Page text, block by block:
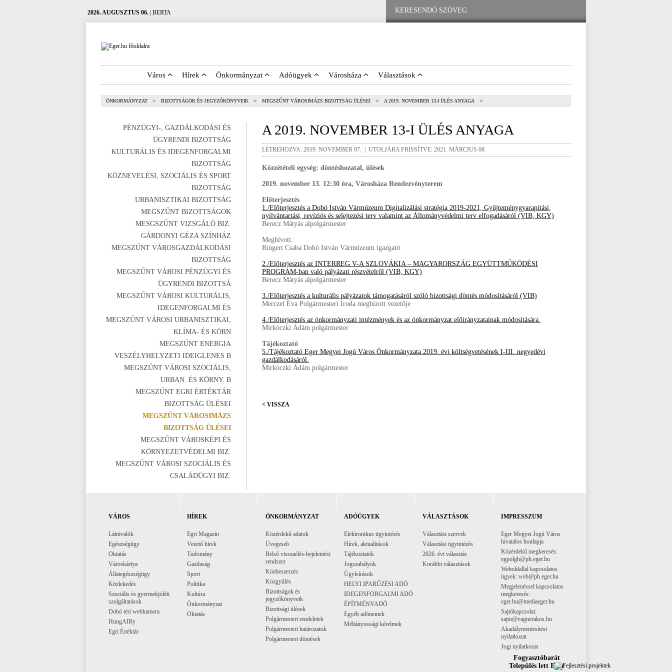
2026. AUGUSZTUS 06. | BERTA
Város Hírek Önkormányzat Adóügyek Városháza Választások
ÖNKORMÁNYZAT > BIZOTTSÁGOK ÉS JEGYZŐKÖNYVEIK > MEGSZŰNT VÁROSIMÁZS BIZOTTSÁG ÜLÉSEI > A 2019. NOVEMBER 13-I ÜLÉS ANYAGA >
PÉNZÜGYI-, GAZDÁLKODÁSI ÉS
ÜGYRENDI BIZOTTSÁG
KULTURÁLIS ÉS IDEGENFORGALMI
BIZOTTSÁG
KÖZNEVELÉSI, SZOCIÁLIS ÉS SPORT
BIZOTTSÁG
URBANISZTIKAI BIZOTTSÁG
MEGSZŰNT BIZOTTSÁGOK
MESGSZŰNT VIZSGÁLÓ BIZ.
GÁRDONYI GÉZA SZÍNHÁZ
MEGSZŰNT VÁROSGAZDÁLKODÁSI
BIZOTTSÁG
MEGSZŰNT VÁROSI PÉNZÜGYI ÉS
ÜGYRENDI BIZOTTSÁ
MEGSZŰNT VÁROSI KULTURÁLIS,
IDEGENFORGALMI ÉS
MEGSZŰNT VÁROSI URBANISZTIKAI,
KLÍMA- ÉS KÖRN
MEGSZŰNT ENERGIA
VESZÉLYHELYZETI IDEIGLENES B
MEGSZŰNT VÁROSI SZOCIÁLIS,
URBAN. ÉS KÖRNY. B
MEGSZŰNT EGRI ÉRTÉKTÁR
BIZOTTSÁG ÜLÉSEI
MEGSZŰNT VÁROSIMÁZS
BIZOTTSÁG ÜLÉSEI
MEGSZŰNT VÁROSKÉPI ÉS
KÖRNYEZETVÉDELMI BIZ.
MEGSZŰNT VÁROSI SZOCIÁLIS ÉS
CSALÁDÜGYI BIZ.
A 2019. NOVEMBER 13-I ÜLÉS ANYAGA
LÉTREHOZVA: 2019. NOVEMBER 07. | UTOLJÁRA FRISSÍTVE: 2021. MÁRCIUS 08.
Közzétételi egység: döntéshozatal, ülések
2019. november 13. 12:30 óra, Városháza Rendezvényterem
Előterjesztés
1./Előterjesztés a Dobó István Vármúzeum Digitalizálási stratégia 2019-2021, Gyűjteménygyarapítási,
nyilvántartási, revíziós és selejtezési terv valamint az Állományvédelmi terv elfogadásáról (VIB, KGY)
Berecz Mátyás alpolgármester
Meghívott:
Ringert Csaba Dobó István Vármúzeum igazgató
2./Előterjesztés az INTERREG V-A SZLOVÁKIA – MAGYARORSZÁG EGYÜTTMŰKÖDÉSI
PROGRAM-ban való pályázati részvételről (VIB, KGY)
Berecz Mátyás alpolgármester
3./Előterjesztés a kulturális pályázatok támogatásáról szóló bizottsági döntés módosításáról (VIB)
Merczel Éva Polgármesteri Iroda megbízott vezetője
4./Előterjesztés az önkormányzati intézmények és az önkormányzat előirányzatainak módosítására.
Mirkóczki Ádám polgármester
Tájékoztató
5./Tájékoztató Eger Megyei Jogú Város Önkormányzata 2019. évi költségvetésének I-III. negyedévi
gazdálkodásáról.
Mirkóczki Ádám polgármester
< VISSZA
VÁROS
Látnivalók
Egészségügy
Oktatás
Városkártya
Állategészségügy
Közlekedés
Szociális és gyermekjóléti
szolgáltatások
Dobó téri webkamera
HungAIRy
Egri Értéktár
HÍREK
Egri Magazin
Vezető hírek
Tudomány
Gazdaság
Sport
Politika
Kultúra
Önkormányzat
Oktatás
ÖNKORMÁNYZAT
Közérdekű adatok
Üvegzseb
Belső visszaélés-bejelentési
rendszer
Közbeszerzés
Közgyűlés
Bizottságok és
jegyzőkönyveik
Bizottsági ülések
Polgármesteri rendeletek
Polgármesteri határozatok
Polgármesteri döntések
ADÓÜGYEK
Elektronikus ügyintézés
Hírek, aktualitások
Tájékoztatók
Jogszabályok
Ügyleírások
HELYI IPARŰZÉSI ADÓ
IDEGENFORGALMI ADÓ
ÉPÍTMÉNYADÓ
Egyéb adónemek
Méltányossági kérelmek
VÁLASZTÁSOK
Választási szervek
Választási ügyintézés
2026. évi választás
Korábbi választások
IMPRESSZUM
Eger Megyei Jogú Város
hivatalos honlapja
Közérdekű megkeresés:
egpolgh@ph.eger.hu
Weboldallal kapcsolatos
ügyek: web@ph.eger.hu
Megjelenéssel kapcsolatos
megkeresés:
eger.hu@mediaeger.hu
Sajtókapcsolat:
sajto@vagnerakos.hu
Akadálymentesítési
nyilatkozat
Jogi nyilatkozat
Fogyasztóbarát
Település lett Eger